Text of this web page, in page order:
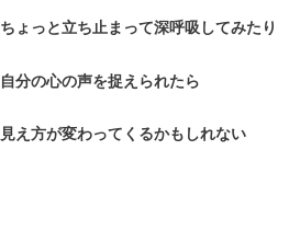
ちょっと立ち止まって深呼吸してみたり
自分の心の声を捉えられたら
見え方が変わってくるかもしれない